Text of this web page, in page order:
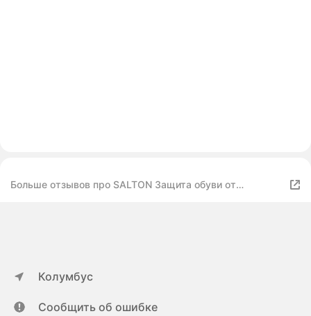
Больше отзывов про SALTON Защита обуви от
Колумбус
Сообщить об ошибке